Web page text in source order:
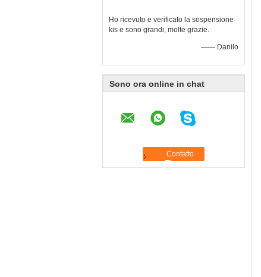
Ho ricevuto e verificato la sospensione
kis e sono grandi, molte grazie.
—— Danilo
Sono ora online in chat